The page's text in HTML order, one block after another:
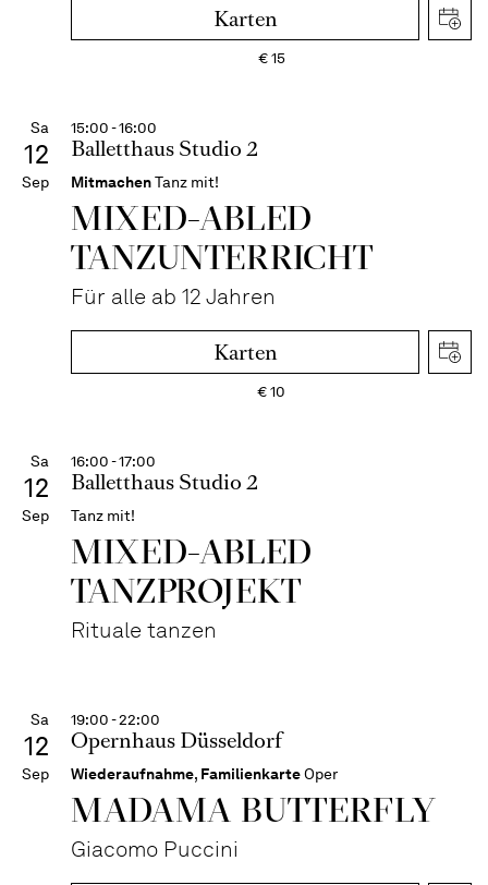
Karten
€15
Sa
12
Sep
15:00 - 16:00
Balletthaus Studio 2
MitmachenTanz mit!
MIXED-­ABLED
TANZ­UNTER­RICHT
Für alle ab 12 Jahren
Karten
€10
Sa
12
Sep
16:00 - 17:00
Balletthaus Studio 2
Tanz mit!
MIXED-ABLED
TANZPROJEKT
Rituale tanzen
Sa
12
Sep
19:00 - 22:00
Opernhaus Düsseldorf
Wiederaufnahme, FamilienkarteOper
MADAMA BUTTER­FLY
Giacomo Puccini